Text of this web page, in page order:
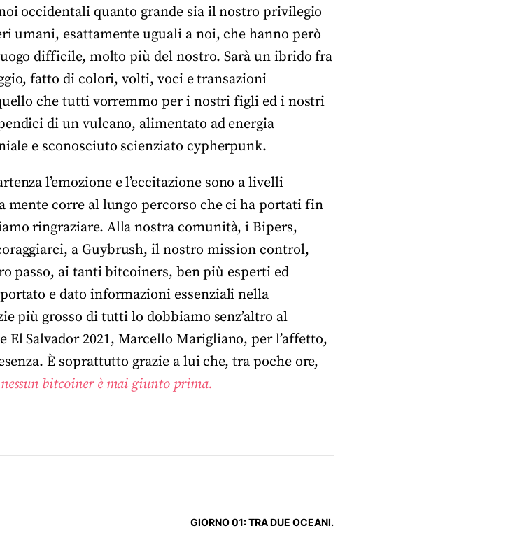
occidentali quanto grande sia il nostro privilegio
umani, esattamente uguali a noi, che hanno però
difficile, molto più del nostro. Sarà un ibrido fra
fatto di colori, volti, voci e transazioni
che tutti vorremmo per i nostri figli ed i nostri
di un vulcano, alimentato ad energia
e sconosciuto scienziato cypherpunk.
l’emozione e l’eccitazione sono a livelli
corre al lungo percorso che ci ha portati fin
ringraziare. Alla nostra comunità, i Bipers,
a Guybrush, il nostro mission control,
passo, ai tanti bitcoiners, ben più esperti ed
e dato informazioni essenziali nella
più grosso di tutti lo dobbiamo senz’altro al
Salvador 2021, Marcello Marigliano, per l’affetto,
È soprattutto grazie a lui che, tra poche ore,
bitcoiner è mai giunto prima.
GIORNO 01: TRA DUE OCEANI.